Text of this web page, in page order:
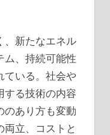
、新たなエネル
ム、持続可能性
ている。社会や
する技術の内容
のあり方も変動
両立、コストと